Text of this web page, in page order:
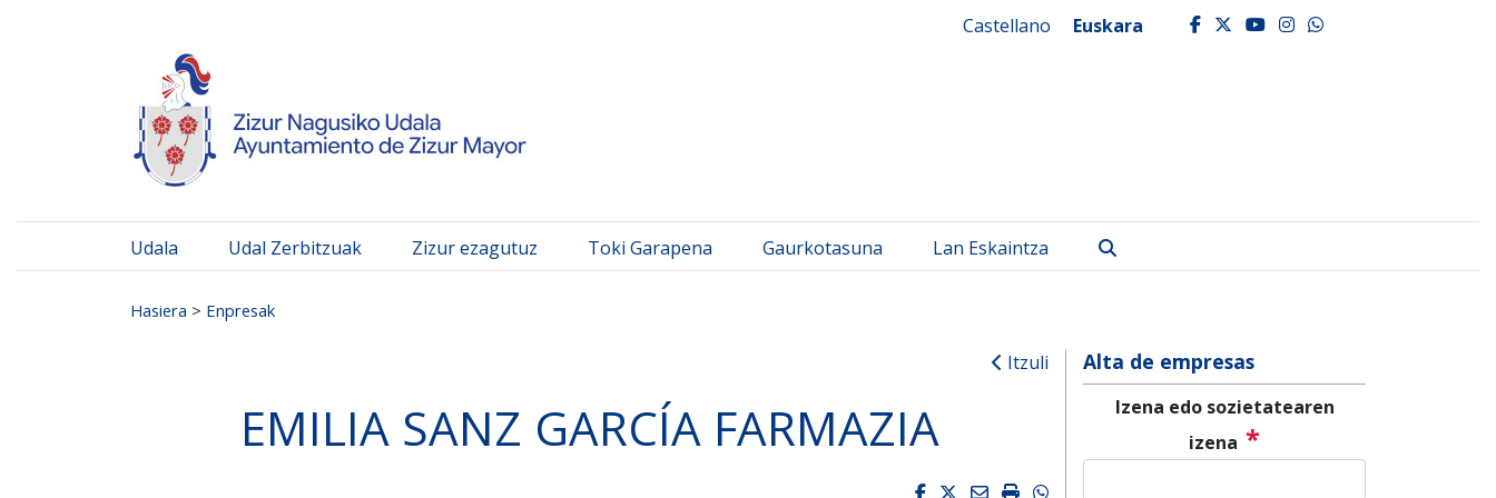
Castellano Euskara facebook
twitter
youtube
instagram
whatsapp
Udala Udal Zerbitzuak Zizur ezagutuz Toki Garapena Gaurkotasuna Lan Eskaintza
Hasiera > Enpresak
Itzuli
EMILIA SANZ GARCÍA FARMAZIA
Facebook
Twitter
EmailImprimirWhatsapp
Alta de empresas
Izena edo sozietatearen
izena *